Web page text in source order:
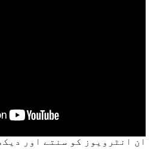
ان انٹرویوز کو سنتے اور